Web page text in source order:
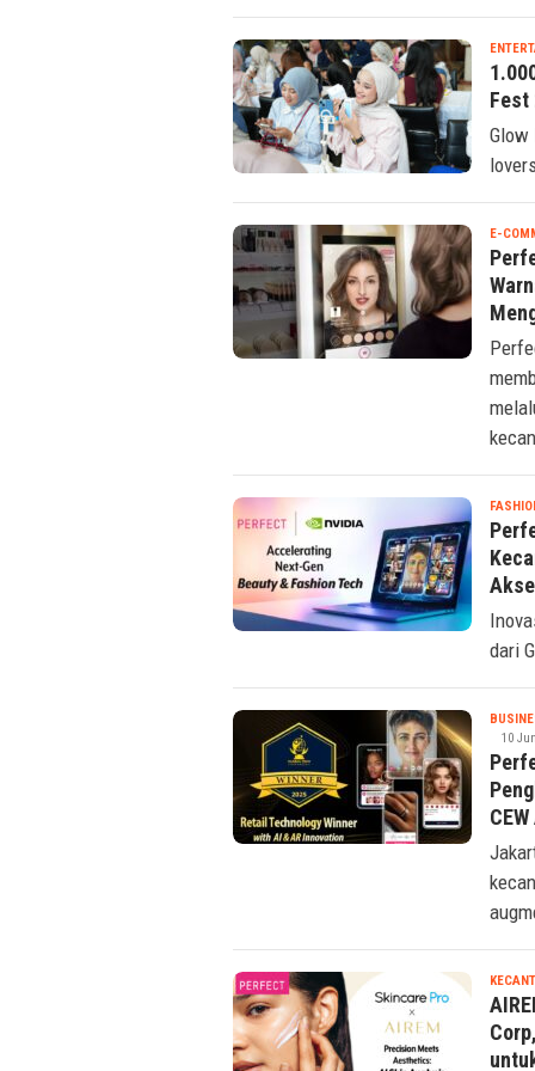
Fest
Glow
E-
dari
10